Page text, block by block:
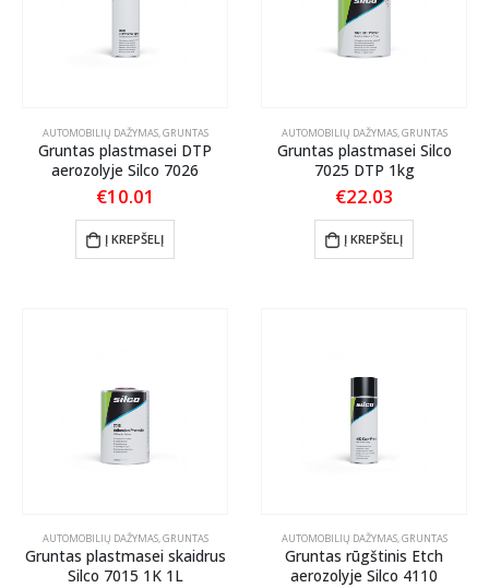
AUTOMOBILIŲ DAŽYMAS,GRUNTAS
Gruntas plastmasei DTP
aerozolyje Silco 7026
€10.01
Į KREPŠELĮ
AUTOMOBILIŲ DAŽYMAS,GRUNTAS
Gruntas plastmasei Silco
7025 DTP 1kg
€22.03
Į KREPŠELĮ
AUTOMOBILIŲ DAŽYMAS,GRUNTAS
Gruntas plastmasei skaidrus
Silco 7015 1K 1L
AUTOMOBILIŲ DAŽYMAS,GRUNTAS
Gruntas rūgštinis Etch
aerozolyje Silco 4110